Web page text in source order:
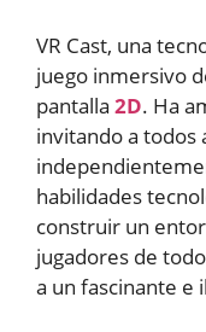
VR Cast, una
juego inmersivo
pantalla 2D. Ha
invitando a todos
habilidades
construir un
jugadores de
a un fascinante